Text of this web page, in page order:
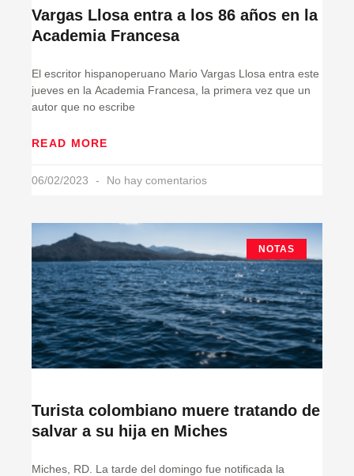
Vargas Llosa entra a los 86 años en la
Academia Francesa
El escritor hispanoperuano Mario Vargas Llosa entra este
jueves en la Academia Francesa, la primera vez que un
autor que no escribe
READ MORE
06/02/2023 No hay comentarios
NOTAS
Turista colombiano muere tratando de
salvar a su hija en Miches
Miches, RD. La tarde del domingo fue notificada la